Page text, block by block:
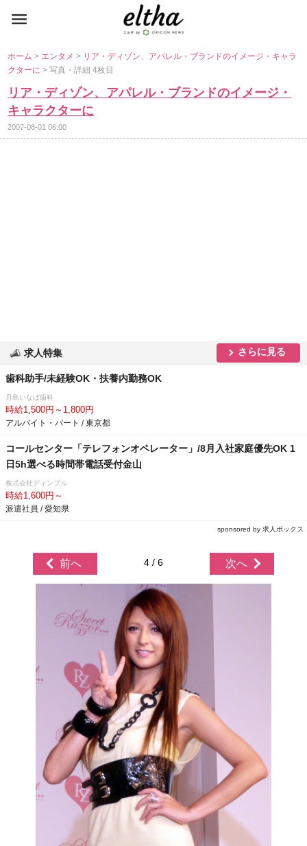
ホーム> エンタメ> リア・ディゾン、アパレル・ブランドのイメージ・キャラ
クターに> 写真・詳細 4枚目
リア・ディゾン、アパレル・ブランドのイメージ・
キャラクターに
2007-08-01 06:00
求人特集 さらに見る
歯科助手/未経験OK・扶養内勤務OK
月島いなば歯科
時給1,500円～1,800円
アルバイト・パート / 東京都
コールセンター「テレフォンオペレーター」/8月入社家庭優先OK 1
日5h選べる時間帯電話受付金山
株式会社ディンプル
時給1,600円～
派遣社員 / 愛知県
sponsored by 求人ボックス
前へ 4 / 6 次へ